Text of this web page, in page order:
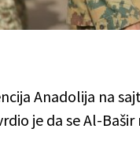
Anadolija na
je da se Al-